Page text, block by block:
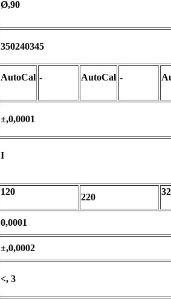
Ø,90
350240345
AutoCal - AutoCal -
±,0,0001
I
120
220
0,0001
±,0,0002
<, 3